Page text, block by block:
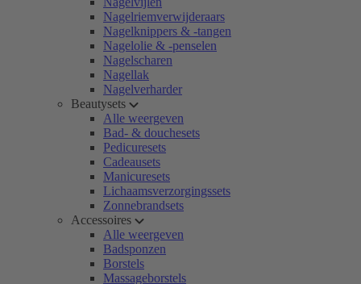
Nagelriemverwijderaars
Nagelknippers & -tangen
Nagelolie & -penselen
Nagelscharen
Nagellak
Nagelverharder
Beautysets
Alle weergeven
Bad- & douchesets
Pedicuresets
Cadeausets
Manicuresets
Lichaamsverzorgingssets
Zonnebrandsets
Accessoires
Alle weergeven
Badsponzen
Borstels
Massageborstels